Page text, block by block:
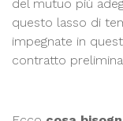
del mutuo più
questo lasso di
impegnate in
contratto